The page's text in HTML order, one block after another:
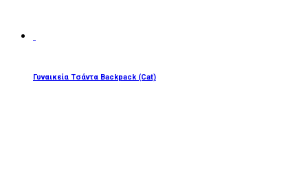
Γυναικεία Τσάντα Backpack (Cat)